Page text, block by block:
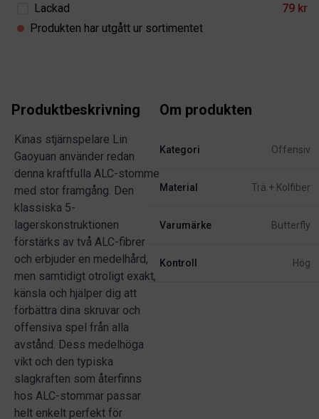
Lackad
79 kr
Produkten har utgått ur sortimentet
Produktbeskrivning
Kinas stjärnspelare Lin
Gaoyuan använder redan
denna kraftfulla ALC-stomme
med stor framgång. Den
klassiska 5-
lagerskonstruktionen
förstärks av två ALC-fibrer
och erbjuder en medelhård,
men samtidigt otroligt exakt,
känsla och hjälper dig att
förbättra dina skruvar och
offensiva spel från alla
avstånd. Dess medelhöga
vikt och den typiska
slagkraften som återfinns
hos ALC-stommar passar
helt enkelt perfekt för
Om produkten
Kategori Offensiv
Material Trä + Kolfiber
Varumärke Butterfly
Kontroll Hög